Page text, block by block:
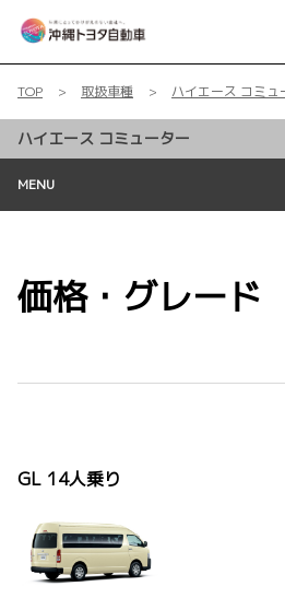
TOP 取扱車種 ハイエース コミュ
ハイエース コミューター
MENU
価格・グレード
GL 14人乗り